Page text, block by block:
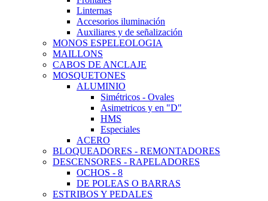
Linternas
Accesorios iluminación
Auxiliares y de señalización
MONOS ESPELEOLOGIA
MAILLONS
CABOS DE ANCLAJE
MOSQUETONES
ALUMINIO
Simétricos - Ovales
Asimetricos y en "D"
HMS
Especiales
ACERO
BLOQUEADORES - REMONTADORES
DESCENSORES - RAPELADORES
OCHOS - 8
DE POLEAS O BARRAS
ESTRIBOS Y PEDALES